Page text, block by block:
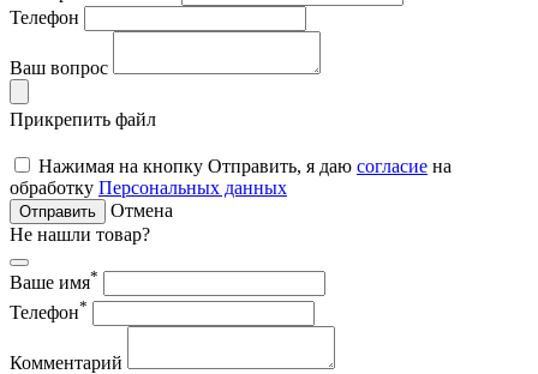
Телефон
Ваш вопрос
Прикрепить файл
Нажимая на кнопку Отправить, я даю согласие на
обработку Персональных данных
Отправить
Отмена
Не нашли товар?
Ваше имя*
Телефон*
Комментарий